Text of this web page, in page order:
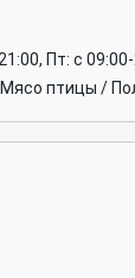
Пт: c
птицы /